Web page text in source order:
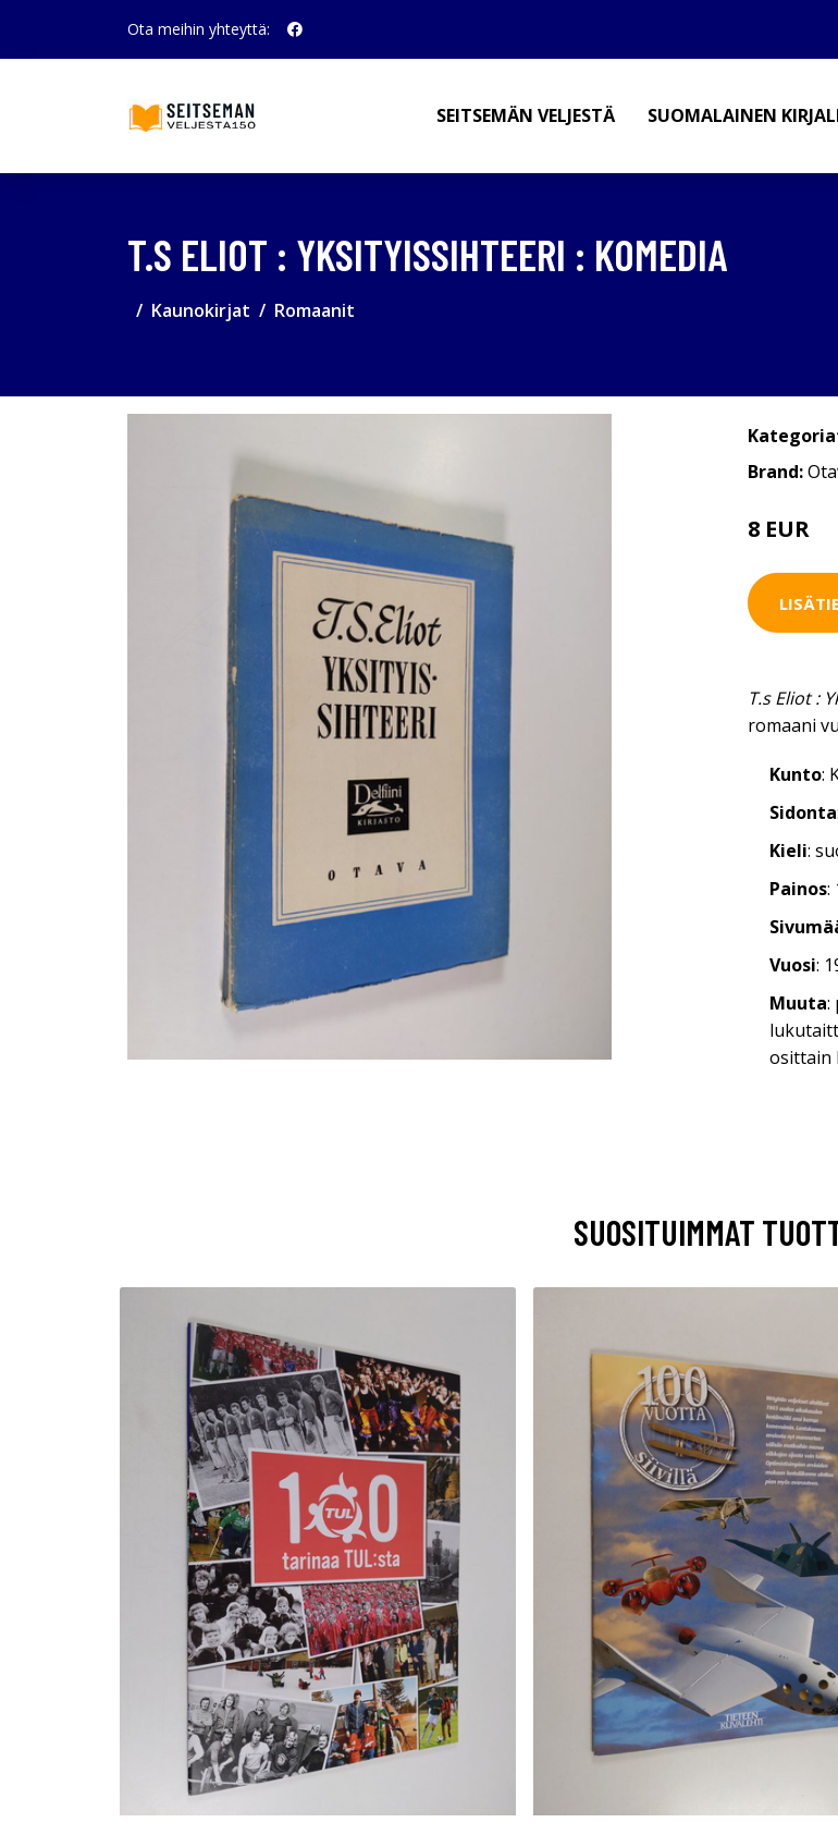
Ota meihin yhteyttä:
SEITSEMÄN VELJESTÄ SUOMALAINEN
T.S ELIOT : YKSITYISSIHTEERI : KOMEDIA
Kaunokirjat Romaanit
Brand:
8 EUR
T.s Eliot :
romaani
Kunto:
Sidonta
Kieli:
Painos:
Vuosi:
Muuta:
osittain
SUOSITUIMMAT